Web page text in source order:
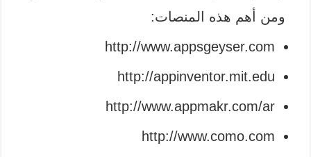
ومن أهم هذه المنصات:
http://www.appsgeyser.com
http://appinventor.mit.edu
http://www.appmakr.com/ar
http://www.como.com